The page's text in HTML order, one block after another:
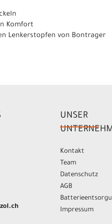
Komfort
Lenkerstopfen von Bontrager
UNSER
Kontakt
Team
Datenschutz
AGB
Impressum